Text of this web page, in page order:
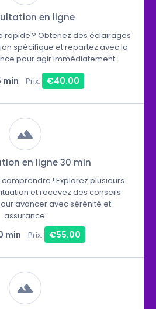
en ligne
rapide ? Obtenez des éclairages
spécifique et repartez avec la
pour agir immédiatement.
min Prix: €40.00
en ligne 30 min
! Explorez plusieurs
et recevez des conseils
avancer avec sérénité et
assurance.
min Prix: €55.00